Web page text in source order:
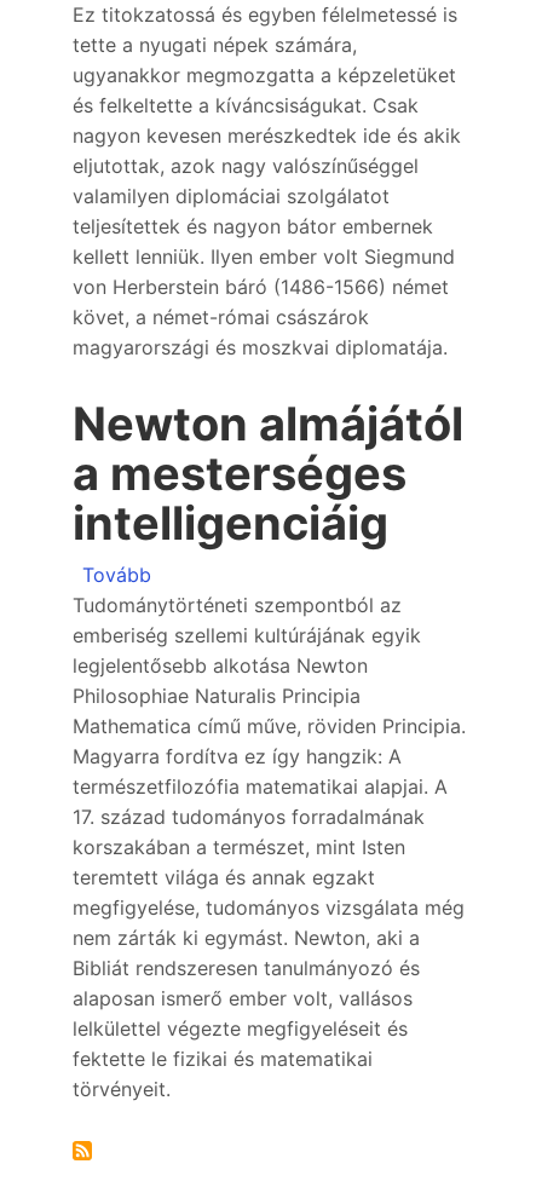
Ez titokzatossá és egyben félelmetessé is
tette a nyugati népek számára,
ugyanakkor megmozgatta a képzeletüket
és felkeltette a kíváncsiságukat. Csak
nagyon kevesen merészkedtek ide és akik
eljutottak, azok nagy valószínűséggel
valamilyen diplomáciai szolgálatot
teljesítettek és nagyon bátor embernek
kellett lenniük. Ilyen ember volt Siegmund
von Herberstein báró (1486-1566) német
követ, a német-római császárok
magyarországi és moszkvai diplomatája.
Newton almájától
a mesterséges
intelligenciáig
Tovább
Tudománytörténeti szempontból az
emberiség szellemi kultúrájának egyik
legjelentősebb alkotása Newton
Philosophiae Naturalis Principia
Mathematica című műve, röviden Principia.
Magyarra fordítva ez így hangzik: A
természetfilozófia matematikai alapjai. A
17. század tudományos forradalmának
korszakában a természet, mint Isten
teremtett világa és annak egzakt
megfigyelése, tudományos vizsgálata még
nem zárták ki egymást. Newton, aki a
Bibliát rendszeresen tanulmányozó és
alaposan ismerő ember volt, vallásos
lelkülettel végezte megfigyeléseit és
fektette le fizikai és matematikai
törvényeit.